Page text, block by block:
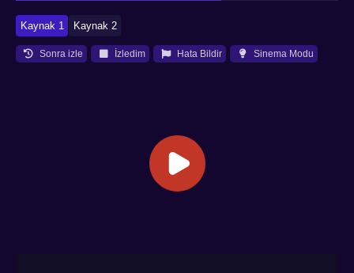
Kaynak 1 Kaynak 2
Sonra izle İzledim Hata Bildir Sinema Modu